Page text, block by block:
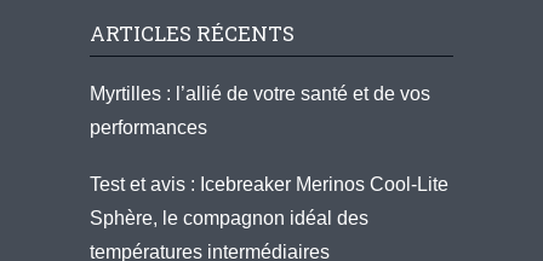
ARTICLES RÉCENTS
Myrtilles : l’allié de votre santé et de vos
performances
Test et avis : Icebreaker Merinos Cool-Lite
Sphère, le compagnon idéal des
températures intermédiaires